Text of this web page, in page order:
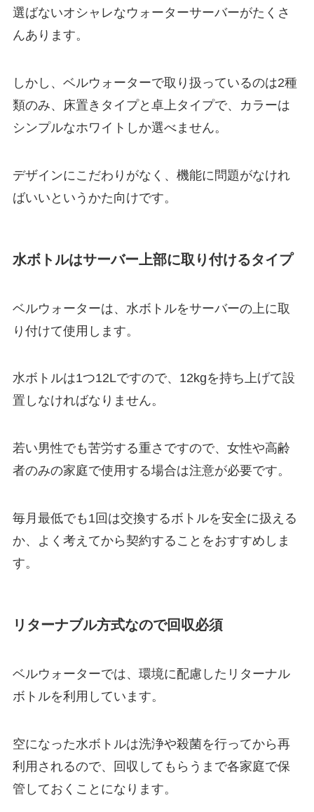
選ばないオシャレなウォーターサーバーがたくさ
んあります。
しかし、ベルウォーターで取り扱っているのは2種
類のみ、床置きタイプと卓上タイプで、カラーは
シンプルなホワイトしか選べません。
デザインにこだわりがなく、機能に問題がなけれ
ばいいというかた向けです。
水ボトルはサーバー上部に取り付けるタイプ
ベルウォーターは、水ボトルをサーバーの上に取
り付けて使用します。
水ボトルは1つ12Lですので、12kgを持ち上げて設
置しなければなりません。
若い男性でも苦労する重さですので、女性や高齢
者のみの家庭で使用する場合は注意が必要です。
毎月最低でも1回は交換するボトルを安全に扱える
か、よく考えてから契約することをおすすめしま
す。
リターナブル方式なので回収必須
ベルウォーターでは、環境に配慮したリターナル
ボトルを利用しています。
空になった水ボトルは洗浄や殺菌を行ってから再
利用されるので、回収してもらうまで各家庭で保
管しておくことになります。